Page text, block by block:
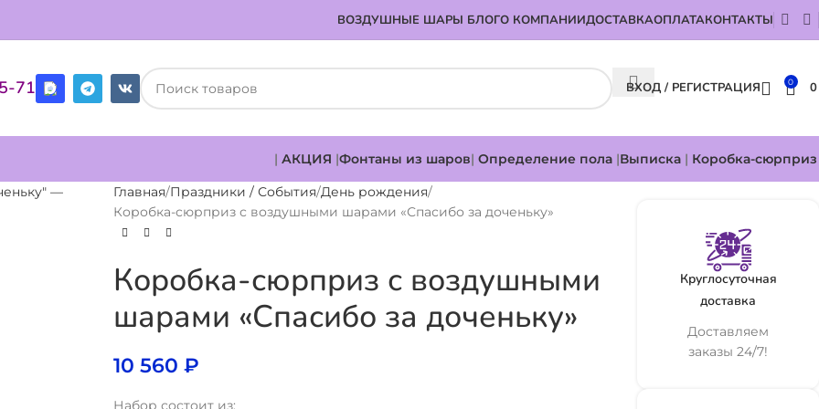
ВОЗДУШНЫЕ ШАРЫ БЛОГО КОМПАНИИДОСТАВКАОПЛАТАКОНТАКТЫ
71 ВХОД / РЕГИСТРАЦИЯ 0
| АКЦИЯ |Фонтаны из шаров| Определение пола |Выписка | Коробка-сюрприз
Главная Праздники / События День рождения
Коробка-сюрприз с воздушными шарами «Спасибо за доченьку»
Коробка-сюрприз с воздушными
шарами «Спасибо за доченьку»
10 560₽
Набор состоит из:
Круглосуточная
доставка
Доставляем
заказы 24/7!